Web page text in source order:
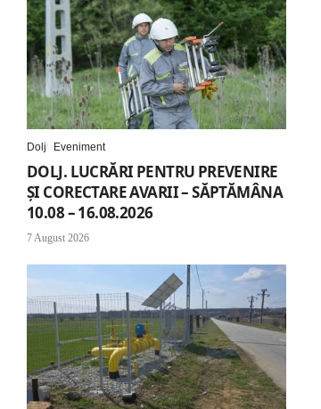
Dolj Eveniment
DOLJ. LUCRĂRI PENTRU PREVENIRE
ȘI CORECTARE AVARII – SĂPTĂMÂNA
10.08 – 16.08.2026
7 August 2026